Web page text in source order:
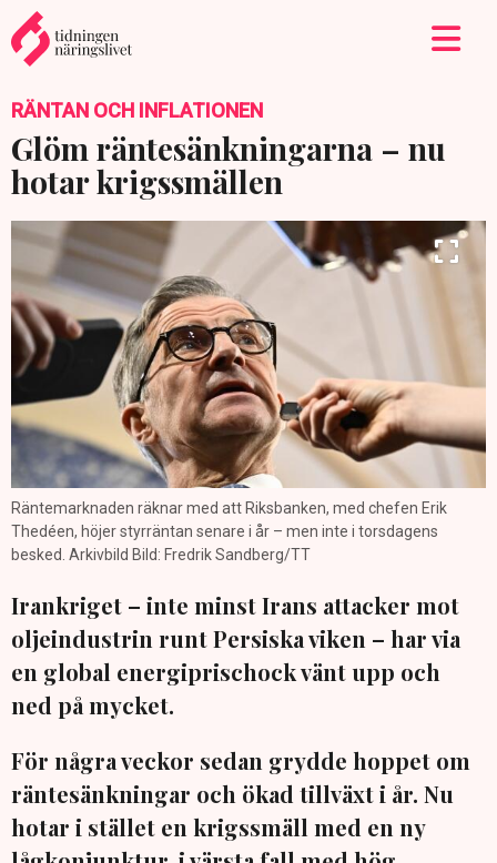
RÄNTAN OCH INFLATIONEN
Glöm räntesänkningarna – nu
hotar krigssmällen
Räntemarknaden räknar med att Riksbanken, med chefen Erik
Thedéen, höjer styrräntan senare i år – men inte i torsdagens
besked. Arkivbild Bild: Fredrik Sandberg/TT
Irankriget – inte minst Irans attacker mot
oljeindustrin runt Persiska viken – har via
en global energiprischock vänt upp och
ned på mycket.
För några veckor sedan grydde hoppet om
räntesänkningar och ökad tillväxt i år. Nu
hotar i stället en krigssmäll med en ny